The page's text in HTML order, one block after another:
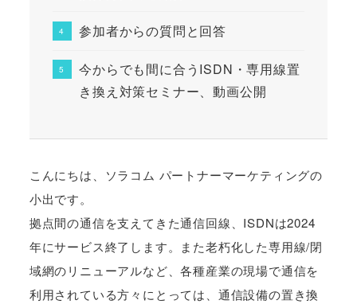
参加者からの質問と回答
今からでも間に合うISDN・専用線置
き換え対策セミナー、動画公開
こんにちは、ソラコム パートナーマーケティングの
小出です。
拠点間の通信を支えてきた通信回線、ISDNは2024
年にサービス終了します。また老朽化した専用線/閉
域網のリニューアルなど、各種産業の現場で通信を
利用されている方々にとっては、通信設備の置き換